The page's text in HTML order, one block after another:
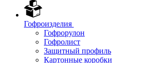
Гофроизделия
Гофрорулон
Гофролист
Защитный профиль
Картонные коробки